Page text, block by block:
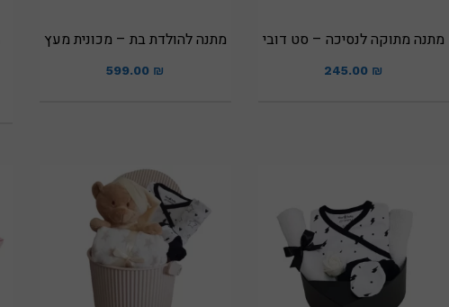
מתנה מתוקה לנסיכה – סט דובי
245.00 ₪
מתנה להולדת בת – מכונית מעץ
599.00 ₪